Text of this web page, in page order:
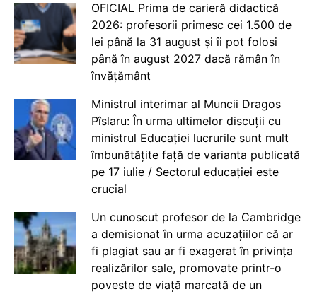
OFICIAL Prima de carieră didactică
2026: profesorii primesc cei 1.500 de
lei până la 31 august și îi pot folosi
până în august 2027 dacă rămân în
învățământ
Ministrul interimar al Muncii Dragos
Pîslaru: În urma ultimelor discuții cu
ministrul Educației lucrurile sunt mult
îmbunătățite față de varianta publicată
pe 17 iulie / Sectorul educației este
crucial
Un cunoscut profesor de la Cambridge
a demisionat în urma acuzațiilor că ar
fi plagiat sau ar fi exagerat în privința
realizărilor sale, promovate printr-o
poveste de viață marcată de un